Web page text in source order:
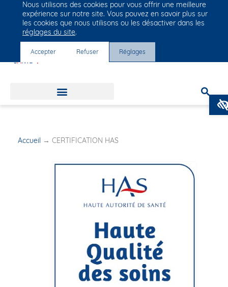
Groupe Vivalto Santé
Entre nous, la vie
Accueil → CERTIFICATION HAS
Nous utilisons des cookies pour vous offrir une meilleure
expérience sur notre site. Vous pouvez en savoir plus sur
les cookies que nous utilisons ou les désactiver dans les
réglages du site.
Accepter Refuser Réglages